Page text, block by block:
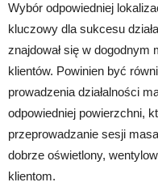
Wybór odpowiedniej
kluczowy dla sukcesu
znajdował się w dogodnym
klientów. Powinien być
prowadzenia działalności
odpowiedniej powierzchni,
przeprowadzanie sesji
dobrze oświetlony,
klientom.